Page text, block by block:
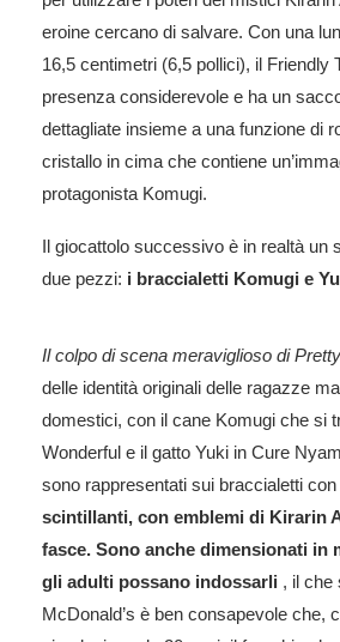
eroine cercano di salvare. Con una
16,5 centimetri (6,5 pollici), il Friendly
presenza considerevole e ha un
dettagliate insieme a una funzione di
cristallo in cima che contiene
protagonista Komugi.
Il giocattolo successivo è in realtà un
due pezzi: i braccialetti Komugi e
Il colpo di scena meraviglioso di
delle identità originali delle ragazze
domestici, con il cane Komugi che si
Wonderful e il gatto Yuki in Cure
sono rappresentati sui braccialetti con
scintillanti, con emblemi di Kirarin
fasce. Sono anche dimensionati in
gli adulti possano indossarli , il che
McDonald’s è ben consapevole che,